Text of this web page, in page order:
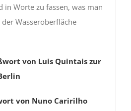
in Worte zu fassen, was man
Wasseroberfläche
von Luis Quintais zur
von Nuno Caririlho